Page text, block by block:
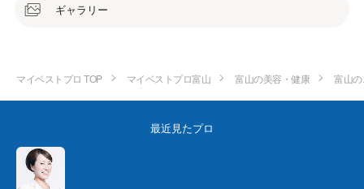
ギャラリー
マイベストプロ TOP マイベストプロ富山 富山の美容・健康 富山
最近見たプロ